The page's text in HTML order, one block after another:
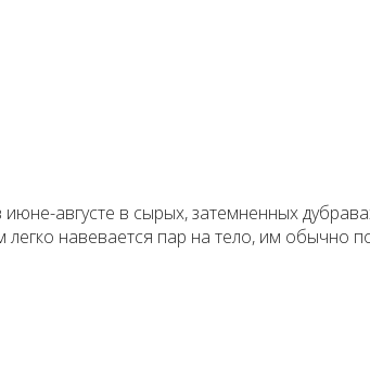
августе в сырых, затемненных
навевается пар на тело, им обычно